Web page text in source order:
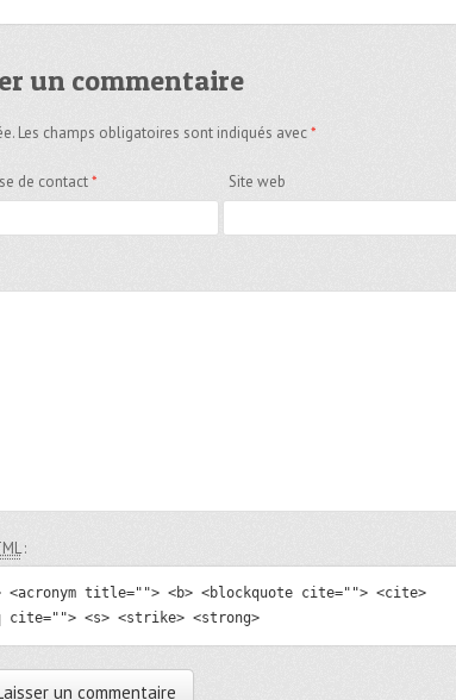
un commentaire
Les champs obligatoires sont indiqués avec*
de contact* Site web
:
title=""> <b> <blockquote cite=""> <cite>
cite=""> <s> <strike> <strong>
un commentaire